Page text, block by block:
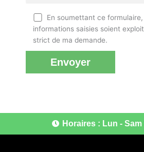
En soumettant ce
informations saisies soient
strict de ma demande.
Horaires : Lun - Sam